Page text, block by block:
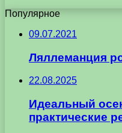
Популярное
09.07.2021
Ляллеманция
22.08.2025
Идеальный
практические